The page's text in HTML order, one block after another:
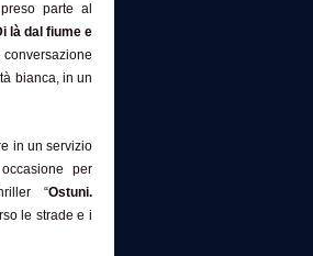
parte al
là dal fiume e
bianca, in un
in un servizio
per
“Ostuni.
le strade e i